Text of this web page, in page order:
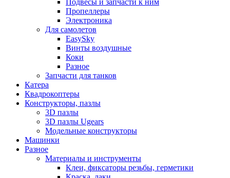
Подвесы и запчасти к ним
Пропеллеры
Электроника
Для самолетов
EasySky
Винты воздушные
Коки
Разное
Запчасти для танков
Катера
Квадрокоптеры
Конструкторы, пазлы
3D пазлы
3D пазлы Ugears
Модельные конструкторы
Машинки
Разное
Материалы и инструменты
Клеи, фиксаторы резьбы, герметики